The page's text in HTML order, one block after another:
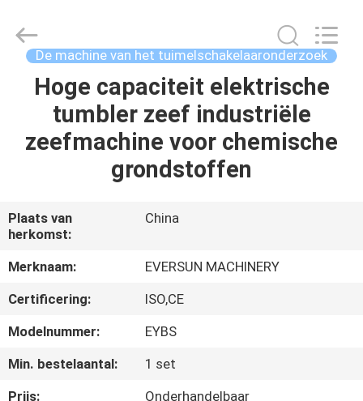
HUIS
PRODUCTEN
SHOW
ONGEVEER
ONS
Reserved.
De machine van het tuimelschakelaaronderzoek
Hoge capaciteit elektrische
tumbler zeef industriële
zeefmachine voor chemische
grondstoffen
Plaats van
herkomst:
China
Merknaam:
EVERSUN MACHINERY
Certificering:
ISO,CE
Modelnummer:
EYBS
Min. bestelaantal:
1 set
Prijs:
Onderhandelbaar